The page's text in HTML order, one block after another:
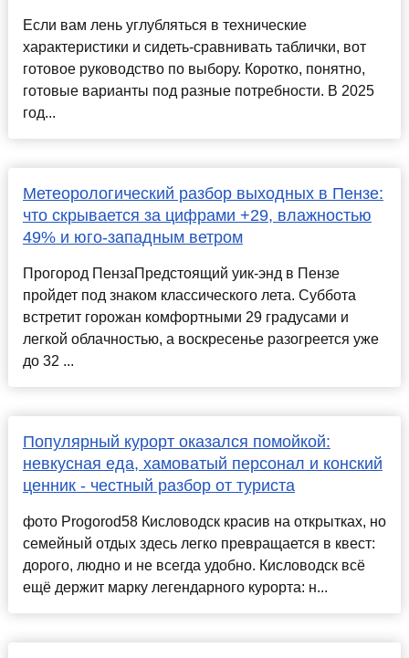
Если вам лень углубляться в технические
характеристики и сидеть-сравнивать таблички, вот
готовое руководство по выбору. Коротко, понятно,
готовые варианты под разные потребности. В 2025
год...
Метеорологический разбор выходных в Пензе:
что скрывается за цифрами +29, влажностью
49% и юго-западным ветром
Прогород ПензаПредстоящий уик-энд в Пензе
пройдет под знаком классического лета. Суббота
встретит горожан комфортными 29 градусами и
легкой облачностью, а воскресенье разогреется уже
до 32 ...
Популярный курорт оказался помойкой:
невкусная еда, хамоватый персонал и конский
ценник - честный разбор от туриста
фото Progorod58 Кисловодск красив на открытках, но
семейный отдых здесь легко превращается в квест:
дорого, людно и не всегда удобно. Кисловодск всё
ещё держит марку легендарного курорта: н...